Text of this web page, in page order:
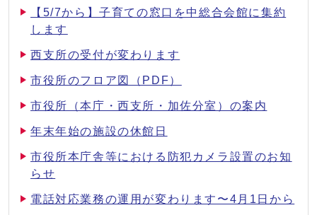
【5/7から】子育ての窓口を中総合会館に集約
します
西支所の受付が変わります
市役所のフロア図（PDF）
市役所（本庁・西支所・加佐分室）の案内
年末年始の施設の休館日
市役所本庁舎等における防犯カメラ設置のお知
らせ
電話対応業務の運用が変わります〜4月1日から